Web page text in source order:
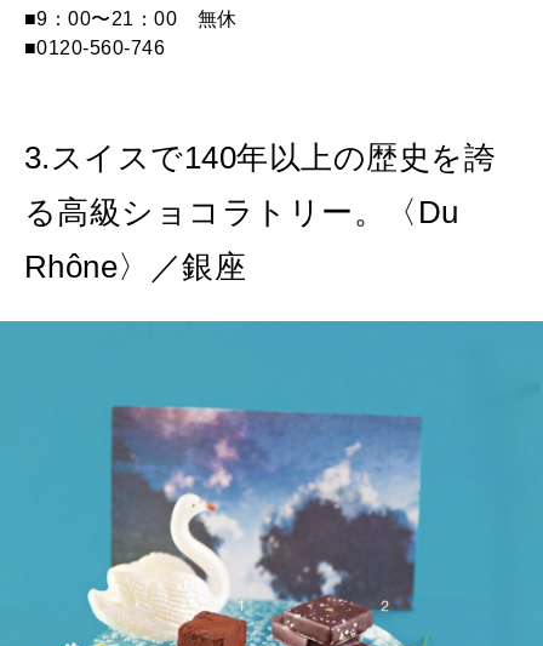
■9：00〜21：00 無休
■0120-560-746
3.スイスで140年以上の歴史を誇
る高級ショコラトリー。〈Du
Rhône〉／銀座